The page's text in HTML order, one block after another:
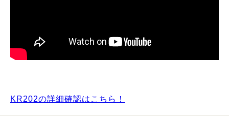
KR202の詳細確認はこちら！